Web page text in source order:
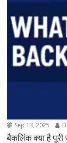
Sep 13, 2025
बैकलिंक क्या है